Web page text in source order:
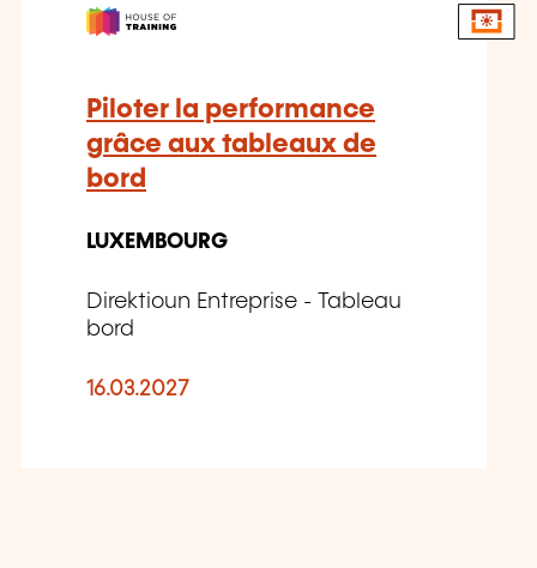
Piloter la performance
grâce aux tableaux de
bord
LUXEMBOURG
Direktioun Entreprise - Tableau
bord
16.03.2027